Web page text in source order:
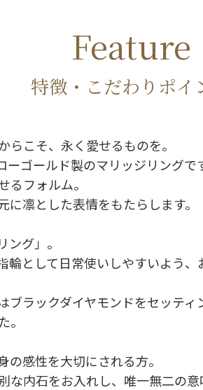
Feature
特徴・こだわりポイ
こそ、永く愛せるものを。
ゴールド製のマリッジリングで
るフォルム。
凛とした表情をもたらします。
グ」。
輪として日常使いしやすいよう
ラックダイヤモンドをセッティ
感性を大切にされる方。
内石をお入れし、唯一無二の意